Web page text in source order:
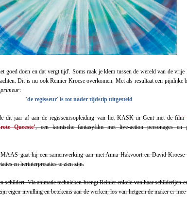
goed doen en dat vergt tijd'. Soms raak je klem tussen de wereld van de vrije
Dit is nu ook Reinier Kroese overkomen. Met als resultaat een pijnlijke
primeur:
'de regisseur' is tot nader tijdstip uitgesteld
dit jaar af aan de regisseursopleiding van het KASK in Gent met de film
Queeste’, een komische fantasyfilm met live-action personages en
gaat hij een samenwerking aan met Anna Hakvoort en David Kroese
en herinterpretaties te zien zijn.
schildert. Via animatie technieken brengt Reinier enkele van haar schilderijen
eigen invulling en betekenis aan de werken, los van hetgeen de maker er mee